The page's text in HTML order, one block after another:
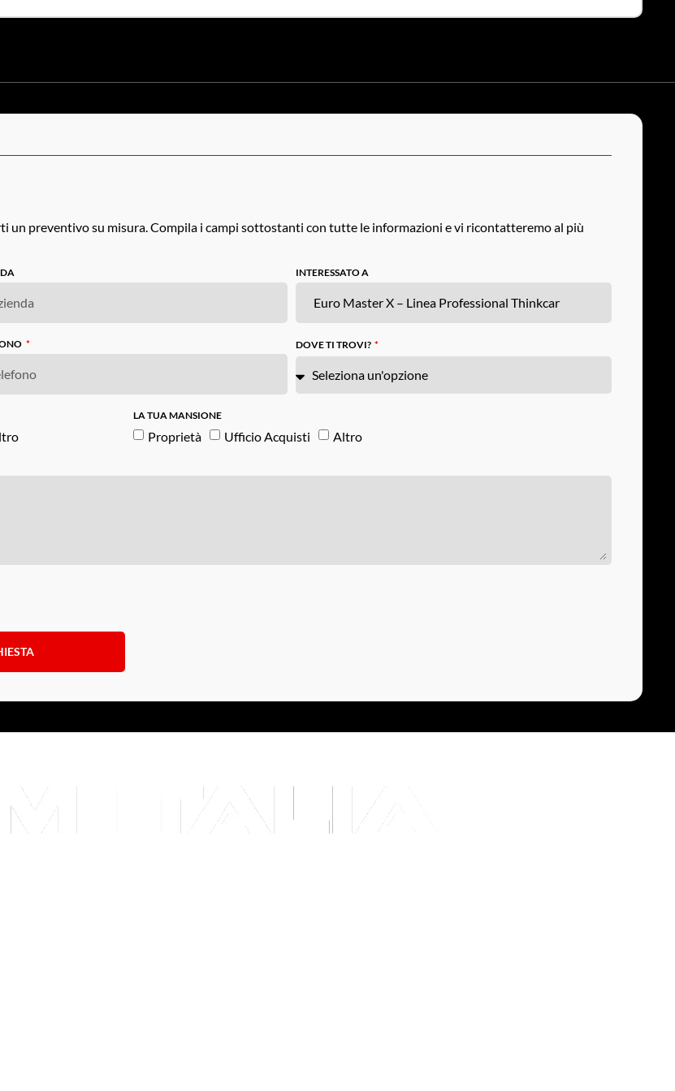
un preventivo su misura. Compila i campi sottostanti con tutte le informazioni e vi ricontatteremo al più
INTERESSATO A
DOVE TI TROVI?
LA TUA MANSIONE
Proprietà Ufficio Acquisti Altro